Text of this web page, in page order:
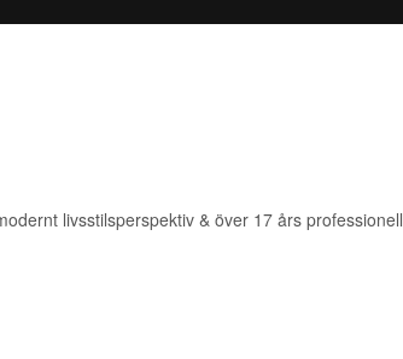
livsstilsperspektiv & över 17 års